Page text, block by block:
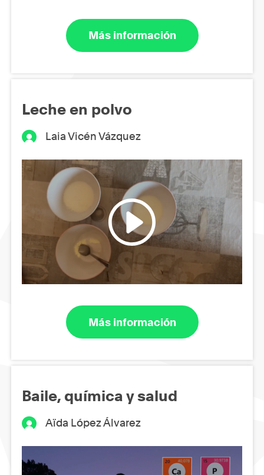
Más información
Leche en polvo
Laia Vicén Vázquez
Más información
Baile, química y salud
Aïda López Álvarez